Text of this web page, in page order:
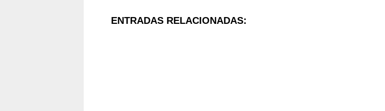
ENTRADAS RELACIONADAS: